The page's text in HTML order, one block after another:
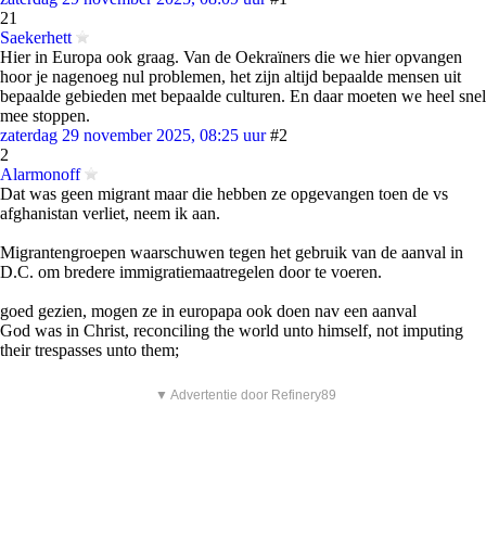
21
Saekerhett
Hier in Europa ook graag. Van de Oekraïners die we hier opvangen
hoor je nagenoeg nul problemen, het zijn altijd bepaalde mensen uit
bepaalde gebieden met bepaalde culturen. En daar moeten we heel snel
mee stoppen.
zaterdag 29 november 2025, 08:25 uur #2
2
Alarmonoff
Dat was geen migrant maar die hebben ze opgevangen toen de vs
afghanistan verliet, neem ik aan.
Migrantengroepen waarschuwen tegen het gebruik van de aanval in
D.C. om bredere immigratiemaatregelen door te voeren.
goed gezien, mogen ze in europapa ook doen nav een aanval
God was in Christ, reconciling the world unto himself, not imputing
their trespasses unto them;
▼ Advertentie door Refinery89